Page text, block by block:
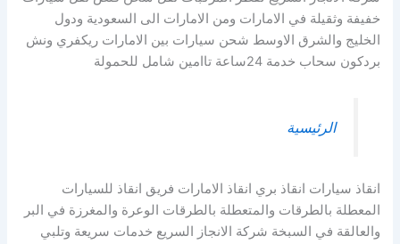
خفيفة وثقيلة في الامارات ومن الامارات الى السعودية ودول
الخليج والشرق الاوسط شحن سيارات بين الامارات ريكفري ونش
بردكون سحاب خدمة 24ساعة تاامين شامل للحمولة
الرئيسية
انقاذ سيارات انقاذ بري انقاذ الامارات فريق انقاذ للسيارات
المعطلة بالطرقات والمتعطلة بالطرقات الوعرة والمغرزة في البر
والعالقة في السبخة شركة الانجاز السريع خدمات سريعة وتلبي